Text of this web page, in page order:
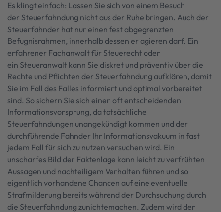
Es klingt einfach: Lassen Sie sich von einem Besuch
der Steuerfahndung nicht aus der Ruhe bringen. Auch der
Steuerfahnder hat nur einen fest abgegrenzten
Befugnisrahmen, innerhalb dessen er agieren darf. Ein
erfahrener Fachanwalt für Steuerecht oder
ein Steueranwalt kann Sie diskret und präventiv über die
Rechte und Pflichten der Steuerfahndung aufklären, damit
Sie im Fall des Falles informiert und optimal vorbereitet
sind. So sichern Sie sich einen oft entscheidenden
Informationsvorsprung, da tatsächliche
Steuerfahndungen unangekündigt kommen und der
durchführende Fahnder Ihr Informationsvakuum in fast
jedem Fall für sich zu nutzen versuchen wird. Ein
unscharfes Bild der Faktenlage kann leicht zu verfrühten
Aussagen und nachteiligem Verhalten führen und so
eigentlich vorhandene Chancen auf eine eventuelle
Strafmilderung bereits während der Durchsuchung durch
die Steuerfahndung zunichtemachen. Zudem wird der